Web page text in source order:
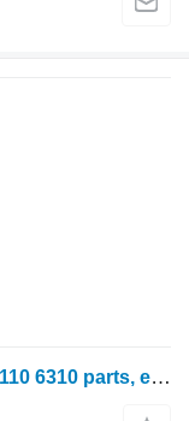
Boîte de vitesses John Deere 6210 6110 6310 parts, ersatzteile, pieces pour tracteur à roues John Deere 6210 6110 6310